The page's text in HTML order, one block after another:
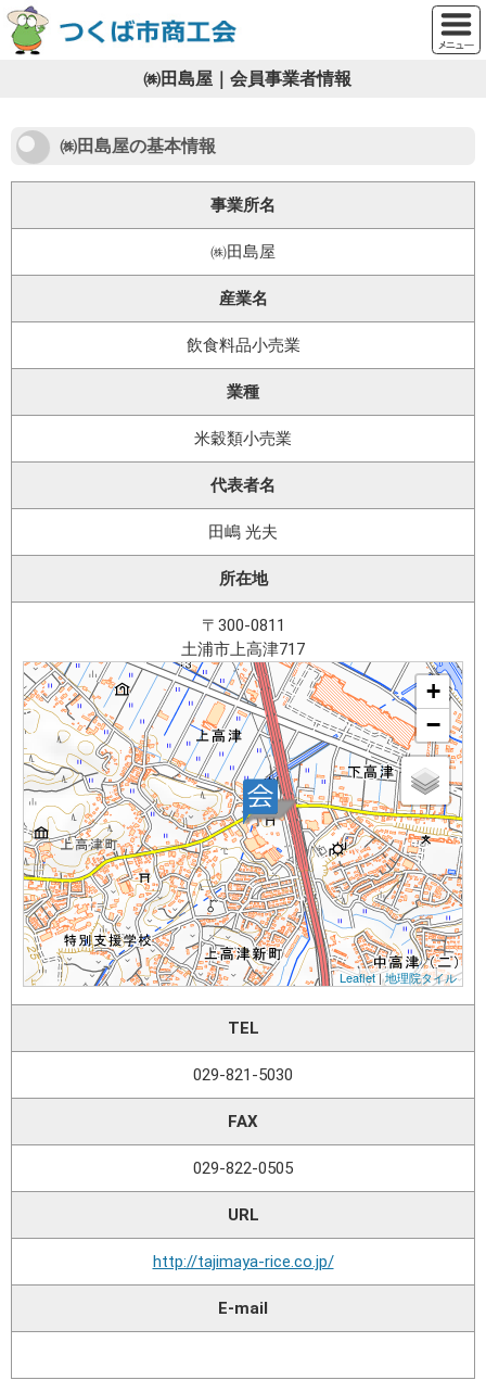
㈱田島屋｜会員事業者情報
㈱田島屋の基本情報
事業所名
㈱田島屋
産業名
飲食料品小売業
業種
米穀類小売業
代表者名
田嶋 光夫
所在地
〒300-0811
土浦市上高津717
TEL
029-821-5030
FAX
029-822-0505
URL
http://tajimaya-rice.co.jp/
E-mail